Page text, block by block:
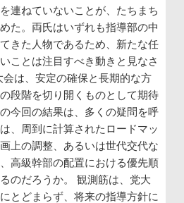
連ねていないことが、たちまち
た。両氏はいずれも指導部の中
きた人物であるため、新たな任
ことは注目すべき動きと見なさ
は、安定の確保と長期的な方
段階を切り開くものとして期待
今回の結果は、多くの疑問を呼
、周到に計算されたロードマッ
上の調整、あるいは世代交代な
高級幹部の配置における優先順
のだろうか。 観測筋は、党大
とどまらず、将来の指導方針に